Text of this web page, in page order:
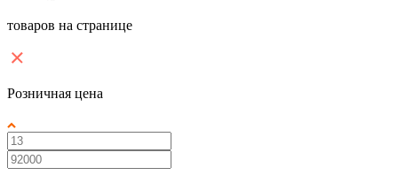
товаров на странице
Розничная цена